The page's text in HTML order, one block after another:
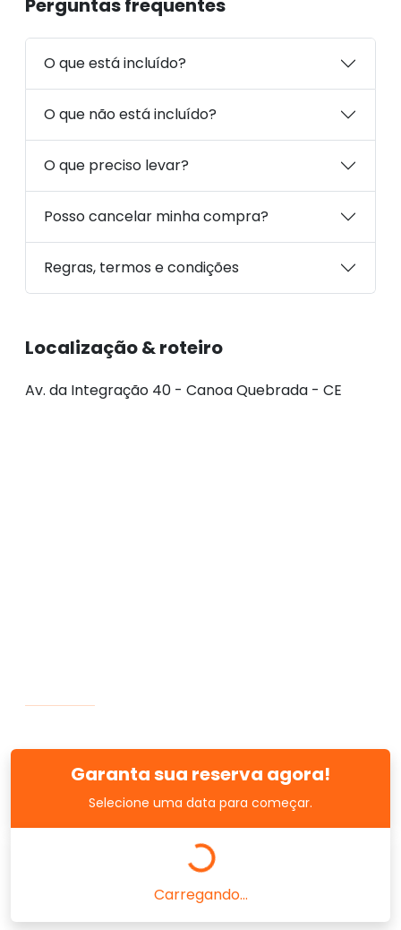
Perguntas frequentes
O que está incluído?
O que não está incluído?
O que preciso levar?
Posso cancelar minha compra?
Regras, termos e condições
Localização & roteiro
Av. da Integração 40 - Canoa Quebrada - CE
Garanta sua reserva agora!
Selecione uma data para começar.
Carregando...